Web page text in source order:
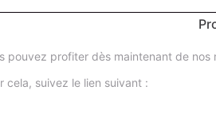
pouvez profiter dès maintenant de nos
cela, suivez le lien suivant :